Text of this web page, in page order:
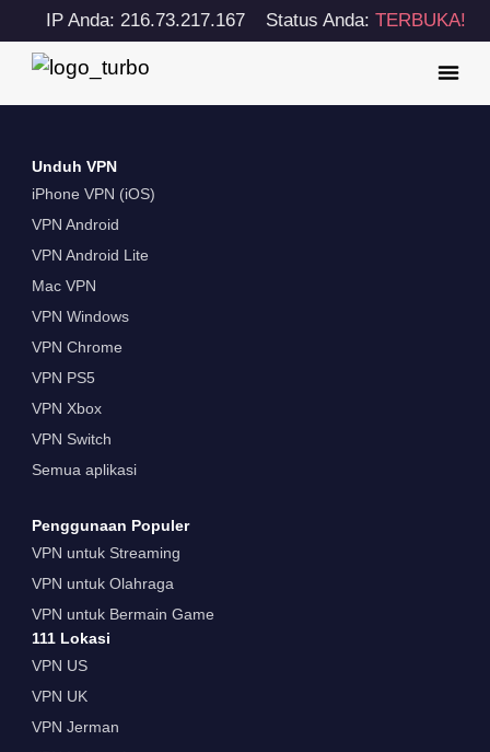
IP Anda: 216.73.217.167 Status Anda: TERBUKA!
Unduh VPN
iPhone VPN (iOS)
VPN Android
VPN Android Lite
Mac VPN
VPN Windows
VPN Chrome
VPN PS5
VPN Xbox
VPN Switch
Semua aplikasi
Penggunaan Populer
VPN untuk Streaming
VPN untuk Olahraga
VPN untuk Bermain Game
111 Lokasi
VPN US
VPN UK
VPN Jerman